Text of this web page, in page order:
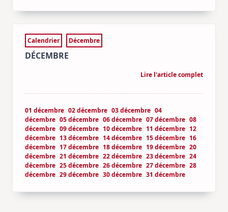
Calendrier Décembre
DÉCEMBRE
Lire l'article complet
01 décembre 02 décembre 03 décembre 04
décembre 05 décembre 06 décembre 07 décembre 08
décembre 09 décembre 10 décembre 11 décembre 12
décembre 13 décembre 14 décembre 15 décembre 16
décembre 17 décembre 18 décembre 19 décembre 20
décembre 21 décembre 22 décembre 23 décembre 24
décembre 25 décembre 26 décembre 27 décembre 28
décembre 29 décembre 30 décembre 31 décembre